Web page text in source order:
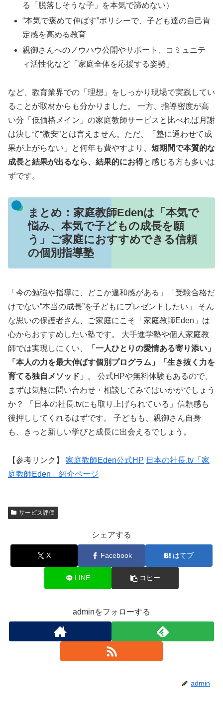
る「脱落しそうな子」を本気で諦めない）
“本気で褒めて伸ばす”ポリシーで、子ども達の自己肯
定感を高める教育
親御さんへのノウハウ公開やサポート、コミュニテ
ィ活性化など「家庭全体を応援する姿勢」
など、教育業界での「理想」をしっかり現場で実践してい
ることが取材からも分かりました。 一方、指導密度が高
い分「低価格メイン」の家庭教師サービスと比べれば月謝
は決して“激安”とは言えません。ただ、「塾に通わせて成
果が上がらない」と何年も費やすより、 短期間で本質的な
成長と結果が出るなら、結果的にお得と感じる方も多いは
ずです。
まとめ：家庭教師Edenは「本気で
悩み、本気で子どもの成長を願
う」ご家庭におすすめできる信頼
の個別指導塾
「今の勉強や指導に、どこか違和感がある」「受験合格だ
けでない“本当の成長”を子どもにプレゼントしたい」 そん
な思いの保護者さん、ご家庭にこそ「家庭教師Eden」は
心からおすすめしたい塾です。 大手進学塾や個人家庭教
師では実現しにくい、
「一人ひとりの愛情ある寄り添い」
「本人の力を最大伸ばす個別プログラム」「生き抜く力を
育てる独自メソッド」 。 公式HPや無料体験もあるので、
まずは気軽に問い合わせ・相談してみてはいかがでしょう
か？ 「日本の社長.tvにも取り上げられている」信頼感も
後押ししてくれるはずです。 子どもも、親御さん自身
も、きっと新しい学びと成長に出会えるでしょう。
【参考リンク】 家庭教師Eden公式HP 日本の社長.tv「家
庭教師Eden」紹介ページ
サービス評価
シェアする
X Facebook はてブ
LINE コピー
adminをフォローする
admin